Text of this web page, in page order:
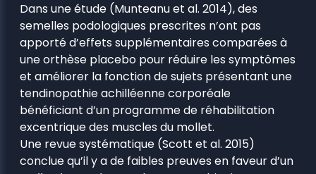
Dans une étude (Munteanu et al. 2014), des
semelles podologiques prescrites n’ont pas
apporté d’effets supplémentaires comparées à
une orthèse placebo pour réduire les symptômes
et améliorer la fonction de sujets présentant une
tendinopathie achilléenne corporéale
bénéficiant d’un programme de réhabilitation
excentrique des muscles du mollet.
Une revue systématique (Scott et al. 2015)
conclue qu’il y a de faibles preuves en faveur d’un